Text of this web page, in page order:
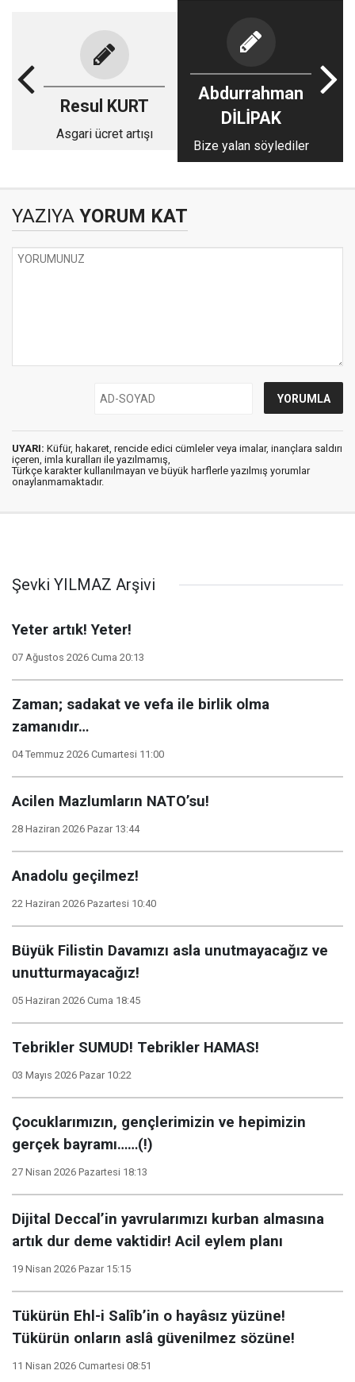
Resul KURT
Asgari ücret artışı
Abdurrahman
DİLİPAK
Bize yalan söylediler
YAZIYA YORUM KAT
UYARI: Küfür, hakaret, rencide edici cümleler veya imalar, inançlara saldırı
içeren, imla kuralları ile yazılmamış,
Türkçe karakter kullanılmayan ve büyük harflerle yazılmış yorumlar
onaylanmamaktadır.
Şevki YILMAZ Arşivi
Yeter artık! Yeter!
07 Ağustos 2026 Cuma 20:13
Zaman; sadakat ve vefa ile birlik olma
zamanıdır…
04 Temmuz 2026 Cumartesi 11:00
Acilen Mazlumların NATO’su!
28 Haziran 2026 Pazar 13:44
Anadolu geçilmez!
22 Haziran 2026 Pazartesi 10:40
Büyük Filistin Davamızı asla unutmayacağız ve
unutturmayacağız!
05 Haziran 2026 Cuma 18:45
Tebrikler SUMUD! Tebrikler HAMAS!
03 Mayıs 2026 Pazar 10:22
Çocuklarımızın, gençlerimizin ve hepimizin
gerçek bayramı……(!)
27 Nisan 2026 Pazartesi 18:13
Dijital Deccal’in yavrularımızı kurban almasına
artık dur deme vaktidir! Acil eylem planı
19 Nisan 2026 Pazar 15:15
Tükürün Ehl-i Salîb’in o hayâsız yüzüne!
Tükürün onların aslâ güvenilmez sözüne!
11 Nisan 2026 Cumartesi 08:51